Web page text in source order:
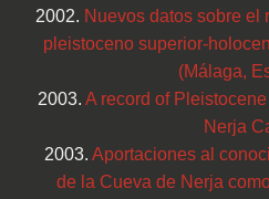
2002. Nuevos datos sobre el
pleistoceno superior-
(Málaga,
2003. A record of
Nerja
2003. Aportaciones al
de la Cueva de Nerja